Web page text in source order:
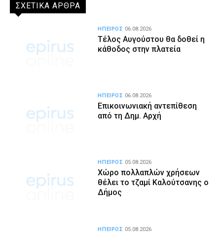
ΣΧΕΤΙΚΑ ΑΡΘΡΑ
Τέλος Αυγούστου θα δοθεί η
κάθοδος στην πλατεία
ΗΠΕΙΡΟΣ 06.08.2026
Επικοινωνιακή αντεπίθεση
από τη Δημ. Αρχή
ΗΠΕΙΡΟΣ 06.08.2026
Χώρο πολλαπλών χρήσεων
θέλει το τζαμί Καλούτσανης ο
Δήμος
ΗΠΕΙΡΟΣ 05.08.2026
ΗΠΕΙΡΟΣ 05.08.2026